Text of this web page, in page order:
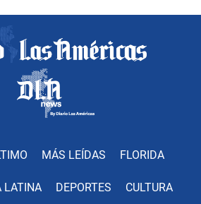
MÁS LEÍDAS FLORIDA
LATINA DEPORTES CULTURA